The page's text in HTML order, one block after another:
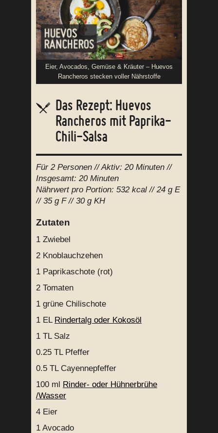
Eier, Avocados, Gemüse & Kräuter – Huevos
Rancheros stecken voller Nährstoffe
Das Rezept: Huevos
Rancheros mit Paprika-
Chili-Salsa
Für 2 Personen // Aktiv: 20 Minuten //
Insgesamt: 20 Minuten
Nährwert pro Portion: 532kcal // 24 g E
// 35g F // 30g KH
Zutaten
1 Zwiebel
2 Knoblauchzehen
1 Paprikaschote (rot)
2 Tomaten
1 grüne Chilischote
1 EL Rindertalg oder Kokosöl
1 TL Salz
0.25 TL Pfeffer
0.5 TL Cayennepfeffer
100 ml Rinder- oder Hühnerbrühe
/Wasser
4 Eier
1 Avocado